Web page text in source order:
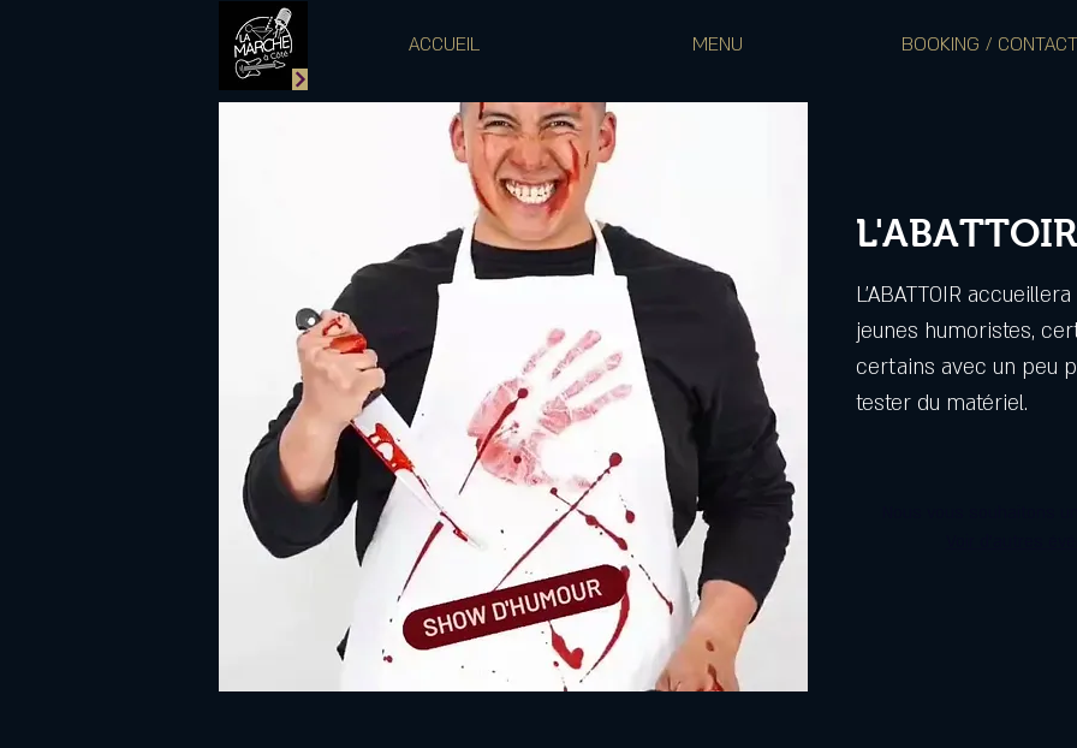
ACCUEIL MENU BOOKING / CONTACT
L'ABATTOIR
jeunes humoristes,
certains avec un peu
tester du matériel.